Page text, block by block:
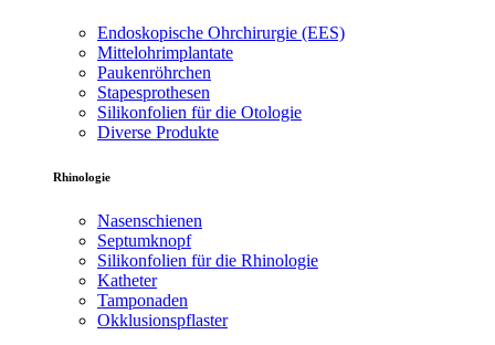
Endoskopische Ohrchirurgie (EES)
Mittelohrimplantate
Paukenröhrchen
Stapesprothesen
Silikonfolien für die Otologie
Diverse Produkte
Rhinologie
Nasenschienen
Septumknopf
Silikonfolien für die Rhinologie
Katheter
Tamponaden
Okklusionspflaster